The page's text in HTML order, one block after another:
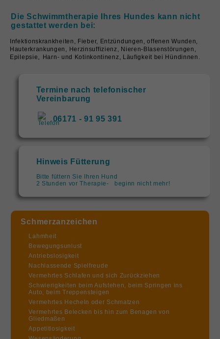
Termine nach telefonischer
Vereinbarung
06171 - 91 95 391
Hinweis Fütterung
Bitte füttern Sie Ihren Hund
2 Stunden vor Therapie- beginn nicht mehr!
Die Schwimmtherapie Ihres Hundes kann nicht
gestattet werden bei:
Infektionskrankheiten, Fieber, Entzündungen, offenen Wunden,
Hauterkrankungen, Herzinsuffizienz, Nieren-Blasenstörungen,
Epilepsie
Harn- und Kotinkontinenz, Läufigkeit bei Hündinnen.
Schmerzanzeichen
Lahmheit
Bewegungsunlust
Antriebslosigkeit
Nachlassende Spielfreude
Vermehrtes Schlafen und sich Zurückziehen
Schwierigkeiten beim Aufstehen, beim Springen ins
Auto, beim Treppensteigen
Vermehrtes Hecheln oder Schmatzen
Vermehrtes Belecken bis hin zum Benagen von
Gliedmaßen
Appetitlosigkeit